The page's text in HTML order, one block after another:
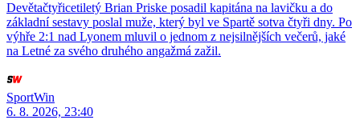
Devětačtyřicetiletý Brian Priske posadil kapitána na lavičku a do
základní sestavy poslal muže, který byl ve Spartě sotva čtyři dny. Po
výhře 2:1 nad Lyonem mluvil o jednom z nejsilnějších večerů, jaké
na Letné za svého druhého angažmá zažil.
SportWin
6. 8. 2026, 23:40